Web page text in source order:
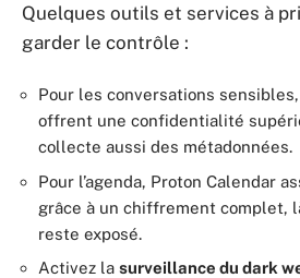
Quelques outils et services à
garder le contrôle :
Pour les conversations
offrent une confidentialité
collecte aussi des métadonnées.
Pour l’agenda, Proton Calendar
grâce à un chiffrement complet,
reste exposé.
Activez la surveillance du dark